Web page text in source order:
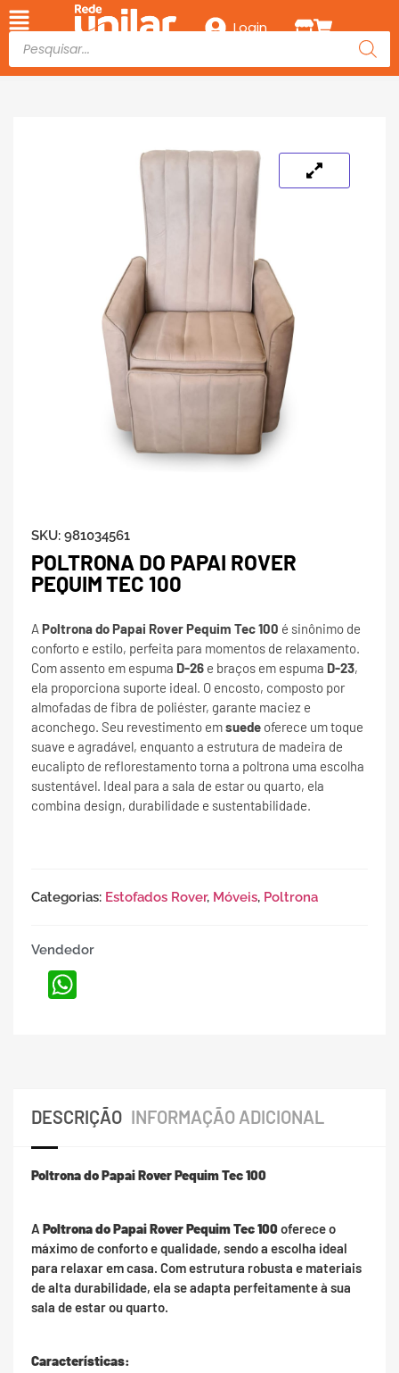
Login
SKU: 981034561
POLTRONA DO PAPAI ROVER
PEQUIM TEC 100
APoltrona do Papai Rover Pequim Tec 100 é sinônimo de
conforto e estilo, perfeita para momentos de relaxamento.
Com assento em espuma D-26 e braços em espuma D-23,
ela proporciona suporte ideal. O encosto, composto por
almofadas de fibra de poliéster, garante maciez e
aconchego. Seu revestimento emsuede oferece um toque
suave e agradável, enquanto a estrutura de madeira de
eucalipto de reflorestamento torna a poltrona uma escolha
sustentável. Ideal para a sala de estar ou quarto, ela
combina design, durabilidade e sustentabilidade.
Categorias: Estofados Rover, Móveis, Poltrona
Vendedor
DESCRIÇÃO INFORMAÇÃO ADICIONAL
Poltrona do Papai Rover Pequim Tec 100
A Poltrona do Papai Rover Pequim Tec 100oferece o
máximo de conforto e qualidade, sendo a escolha ideal
para relaxar em casa. Com estrutura robusta e materiais
de alta durabilidade, ela se adapta perfeitamente à sua
sala de estar ou quarto.
Características: